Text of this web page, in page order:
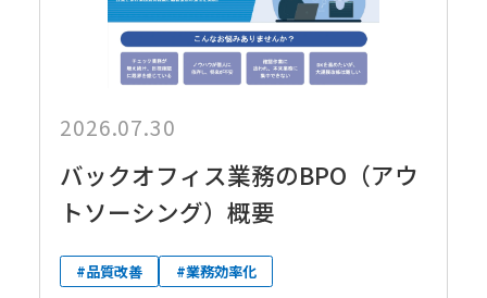
2026.07.30
バックオフィス業務のBPO（アウ
トソーシング）概要
#品質改善 #業務効率化